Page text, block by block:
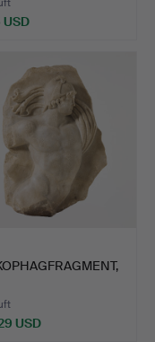
USD
USD